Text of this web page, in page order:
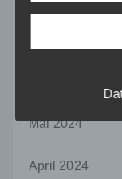
Mai 2024
April 2024
auf
ohne
und